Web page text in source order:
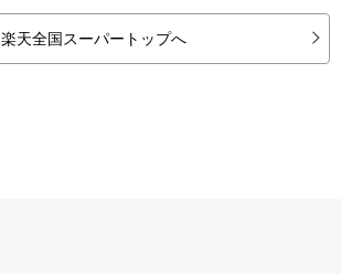
楽天全国スーパートップへ